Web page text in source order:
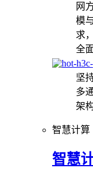
网
模
求
全
坚
多
架
智慧计算
智慧